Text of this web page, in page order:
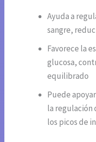
Ayuda a
sangre,
Favorece la
glucosa,
equilibrado
Puede
la regulación
los picos de